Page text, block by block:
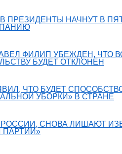
ПРЕЗИДЕНТЫ НАЧНУТ В
ФИЛИП УБЕЖДЕН, ЧТО
БУДЕТ ОТКЛОНЕН
ЧТО БУДЕТ
УБОРКИ» В СТРАНЕ
СНОВА ЛИШАЮТ
ПАРТИИ»